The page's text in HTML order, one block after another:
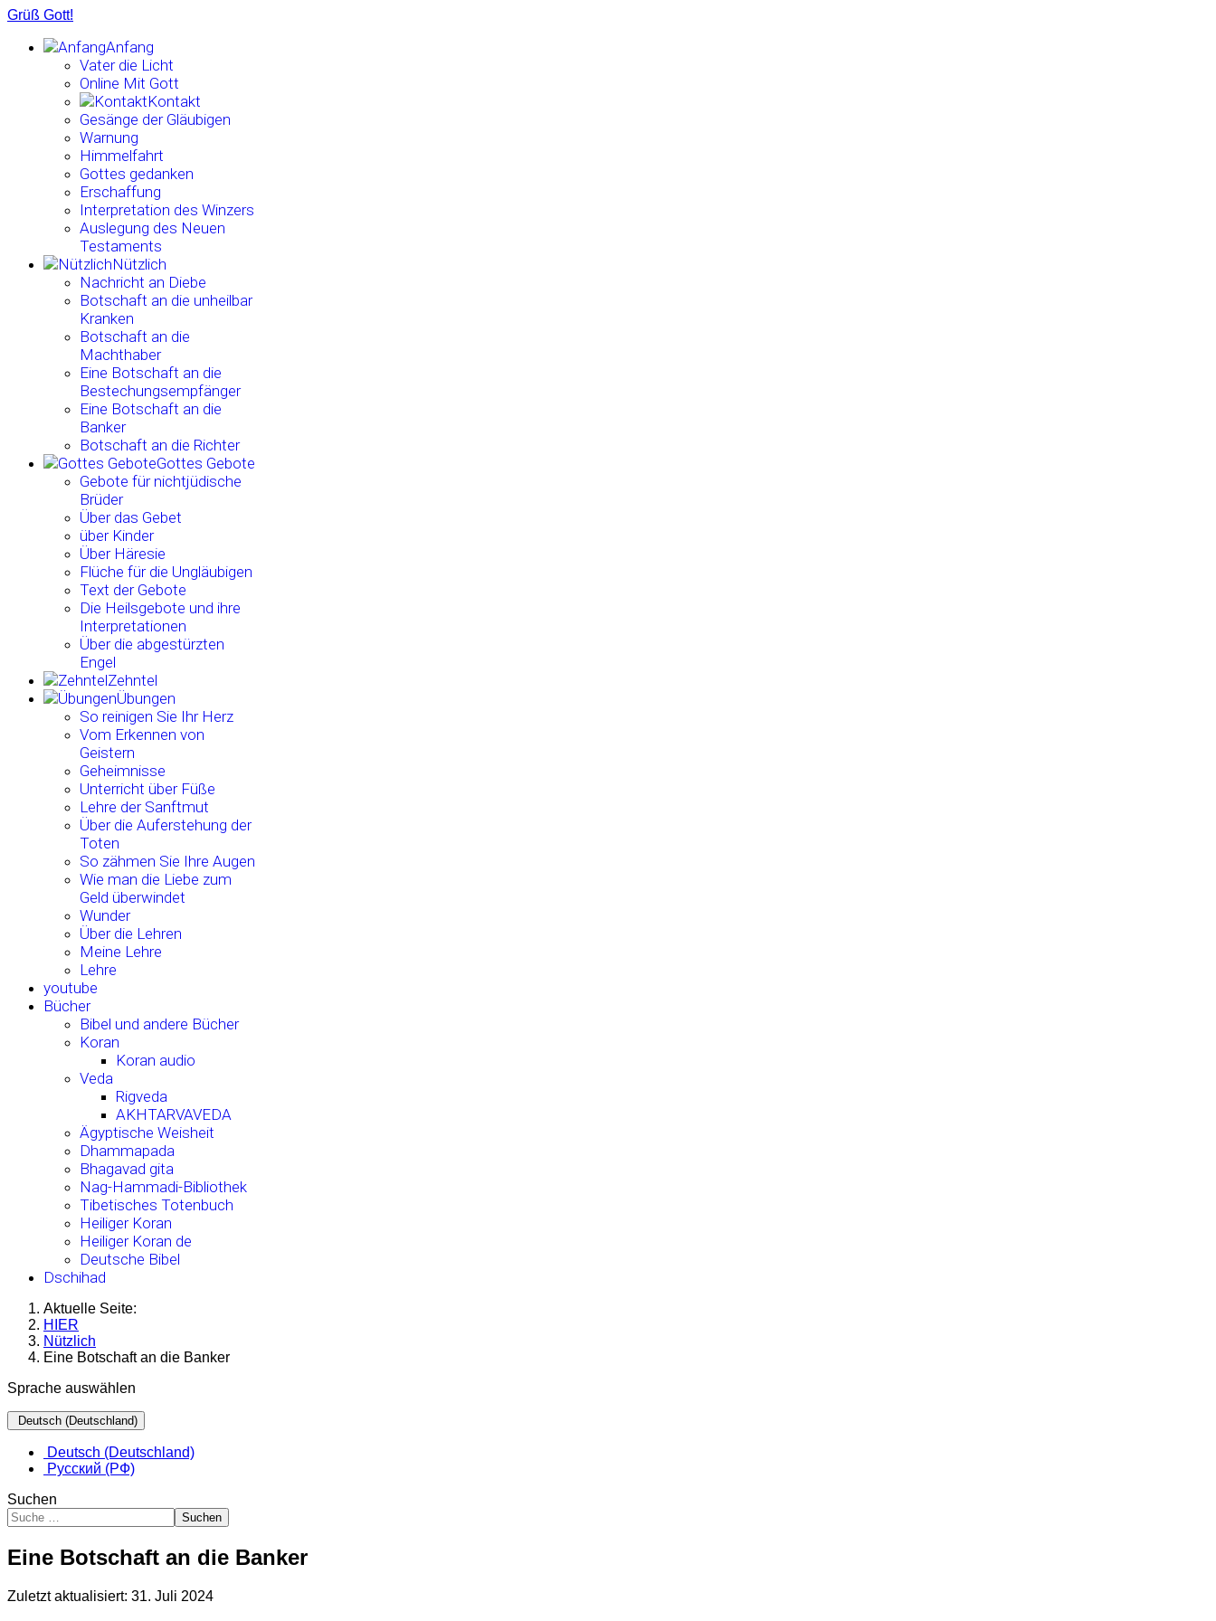
Grüß Gott!
Anfang
Vater die Licht
Online Mit Gott
Kontakt
Gesänge der Gläubigen
Warnung
Himmelfahrt
Gottes gedanken
Erschaffung
Interpretation des Winzers
Auslegung des Neuen
Testaments
Nützlich
Nachricht an Diebe
Botschaft an die unheilbar
Kranken
Botschaft an die
Machthaber
Eine Botschaft an die
Bestechungsempfänger
Eine Botschaft an die
Banker
Botschaft an die Richter
Gottes Gebote
Gebote für nichtjüdische
Brüder
Über das Gebet
über Kinder
Über Häresie
Flüche für die Ungläubigen
Text der Gebote
Die Heilsgebote und ihre
Interpretationen
Über die abgestürzten
Engel
Zehntel
Übungen
So reinigen Sie Ihr Herz
Vom Erkennen von
Geistern
Geheimnisse
Unterricht über Füße
Lehre der Sanftmut
Über die Auferstehung der
Toten
So zähmen Sie Ihre Augen
Wie man die Liebe zum
Geld überwindet
Wunder
Über die Lehren
Meine Lehre
Lehre
youtube
Bücher
Bibel und andere Bücher
Koran
Koran audio
Veda
Rigveda
AKHTARVAVEDA
Ägyptische Weisheit
Dhammapada
Bhagavad gita
Nag-Hammadi-Bibliothek
Tibetisches Totenbuch
Heiliger Koran
Heiliger Koran de
Deutsche Bibel
Dschihad
Aktuelle Seite:
HIER
Nützlich
Eine Botschaft an die Banker
Sprache auswählen
Deutsch (Deutschland)
Deutsch (Deutschland)
Русский (РФ)
Suchen
Suchen
Eine Botschaft an die Banker
Zuletzt aktualisiert: 31. Juli 2024